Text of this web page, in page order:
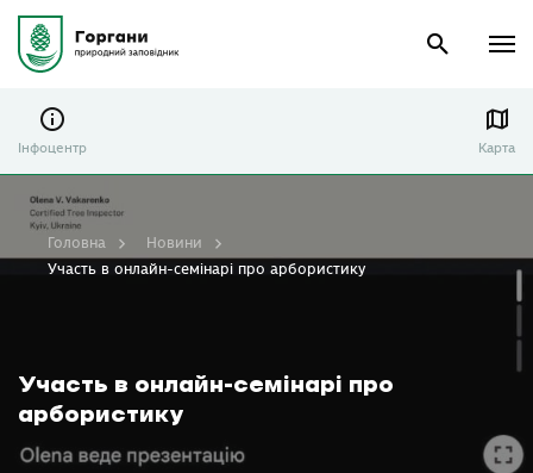
Інфоцентр Карта
Участь в онлайн-семінарі про
арбористику
Головна
Новини
Участь в онлайн-семінарі про арбористику